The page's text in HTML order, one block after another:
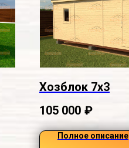
Хозблок 7х3
105 000 ₽
Полное описание